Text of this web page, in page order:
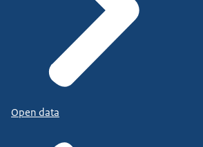
Open data